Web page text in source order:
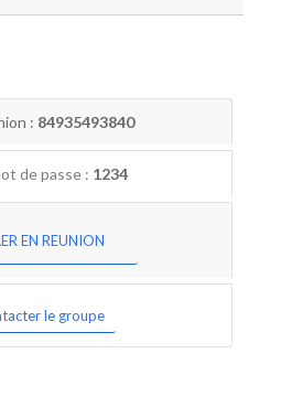
: 84935493840
de passe : 1234
EN REUNION
le groupe